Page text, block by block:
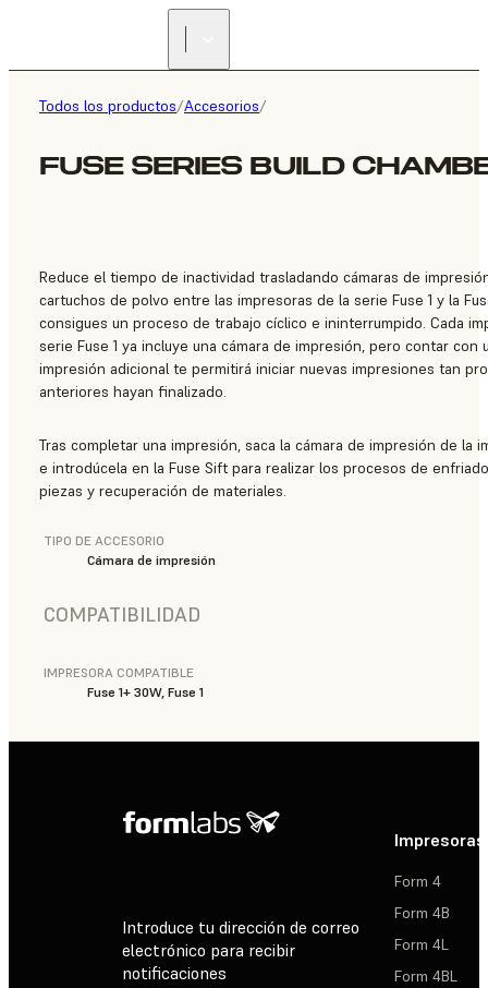
Todos los productos/Accesorios/
FUSE SERIES BUILD
Reduce el tiempo de inactividad trasladando cámaras de
cartuchos de polvo entre las impresoras de la serie Fuse 1 y la
consigues un proceso de trabajo cíclico e ininterrumpido. Cada
serie Fuse 1 ya incluye una cámara de impresión, pero contar con
impresión adicional te permitirá iniciar nuevas impresiones tan
anteriores hayan finalizado.
Tras completar una impresión, saca la cámara de impresión de la
e introdúcela en la Fuse Sift para realizar los procesos de
piezas y recuperación de materiales.
TIPO DE ACCESORIO
Cámara de impresión
COMPATIBILIDAD
IMPRESORA COMPATIBLE
Fuse 1+ 30W, Fuse 1
Introduce tu dirección de correo
electrónico para recibir
notificaciones
Impresoras
Form 4
Form 4B
Form 4L
Form 4BL